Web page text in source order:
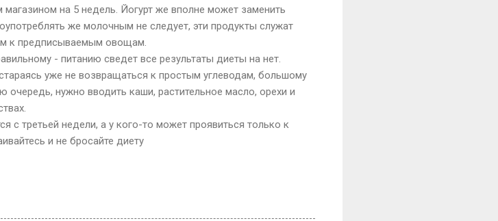
на 5 недель. Йогурт же вполне может заменить
же молочным не следует, эти продукты служат
к предписываемым овощам.
- питанию сведет все результаты диеты на нет.
уже не возвращаться к простым углеводам, большому
нужно вводить каши, растительное масло, орехи и
с третьей недели, а у кого-то может проявиться только к
и не бросайте диету